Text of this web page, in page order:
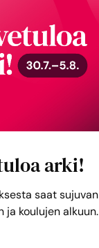
arki!
saat sujuvan
koulujen alkuun.